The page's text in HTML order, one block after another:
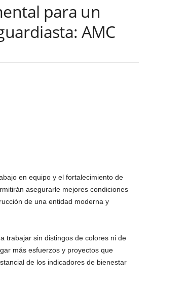
para un
AMC
en equipo y el fortalecimiento de
asegurarle mejores condiciones
de una entidad moderna y
trabajar sin distingos de colores ni de
más esfuerzos y proyectos que
de los indicadores de bienestar